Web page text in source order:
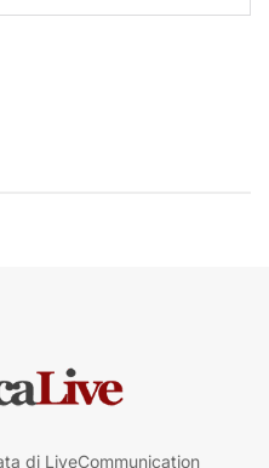
di LiveCommunication